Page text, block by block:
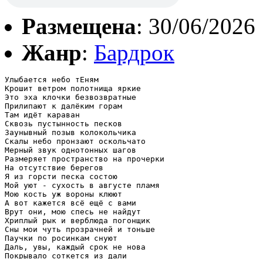
Размещена: 30/06/2026
Жанр: Бардрок
Улыбается небо тЕням
Крошит ветром полотнища яркие
Это эха клочки безвозвратные
Прилипают к далёким горам
Там идёт караван
Сквозь пустынность песков
Заунывный позыв колокольчика
Скалы небо пронзают оскольчато
Мерный звук однотонных шагов
Размеряет пространство на прочерки
На отсутствие берегов
Я из горсти песка состою
Мой уют - сухость в августе пламя
Мою кость уж вороны клюют
А вот кажется всё ещё с вами
Врут они, мою спесь не найдут
Хриплый рык и верблюда погонщик
Сны мои чуть прозрачней и тоньше
Паучки по росинкам снуют
Даль, увы, каждый срок не нова
Покрывало соткется из дали